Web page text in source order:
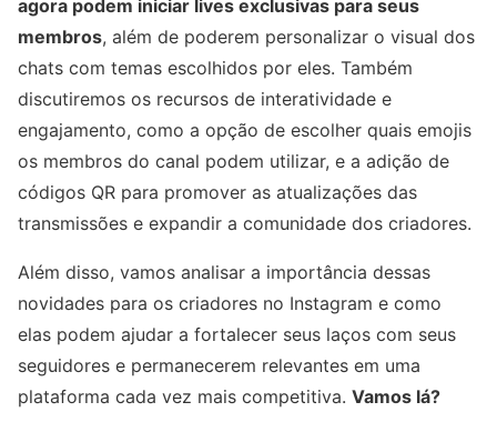
agora podem iniciar lives exclusivas para seus
membros, além de poderem personalizar o visual dos
chats com temas escolhidos por eles. Também
discutiremos os recursos de interatividade e
engajamento, como a opção de escolher quais emojis
os membros do canal podem utilizar, e a adição de
códigos QR para promover as atualizações das
transmissões e expandir a comunidade dos criadores.
Além disso, vamos analisar a importância dessas
novidades para os criadores no Instagram e como
elas podem ajudar a fortalecer seus laços com seus
seguidores e permanecerem relevantes em uma
plataforma cada vez mais competitiva. Vamos lá?